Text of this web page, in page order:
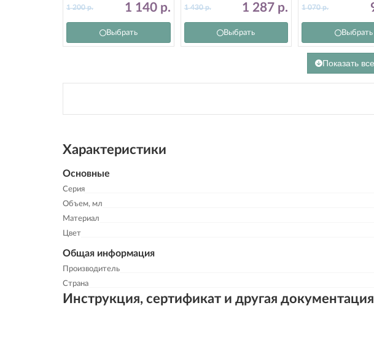
1 140 р.
1 200р.
Выбрать
1 287 р.
1 430р.
Выбрать
1 070р.
Выбрать
Показать
Характеристики
Основные
Серия
Объем, мл
Материал
Цвет
Общая информация
Производитель
Страна
Инструкция, сертификат и другая документация